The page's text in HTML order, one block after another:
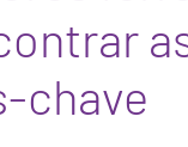
chave